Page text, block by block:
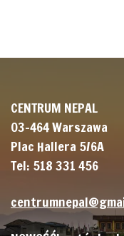
CENTRUM NEPAL
03-464 Warszawa
Plac Hallera 5/6A
Tel: 518 331 456